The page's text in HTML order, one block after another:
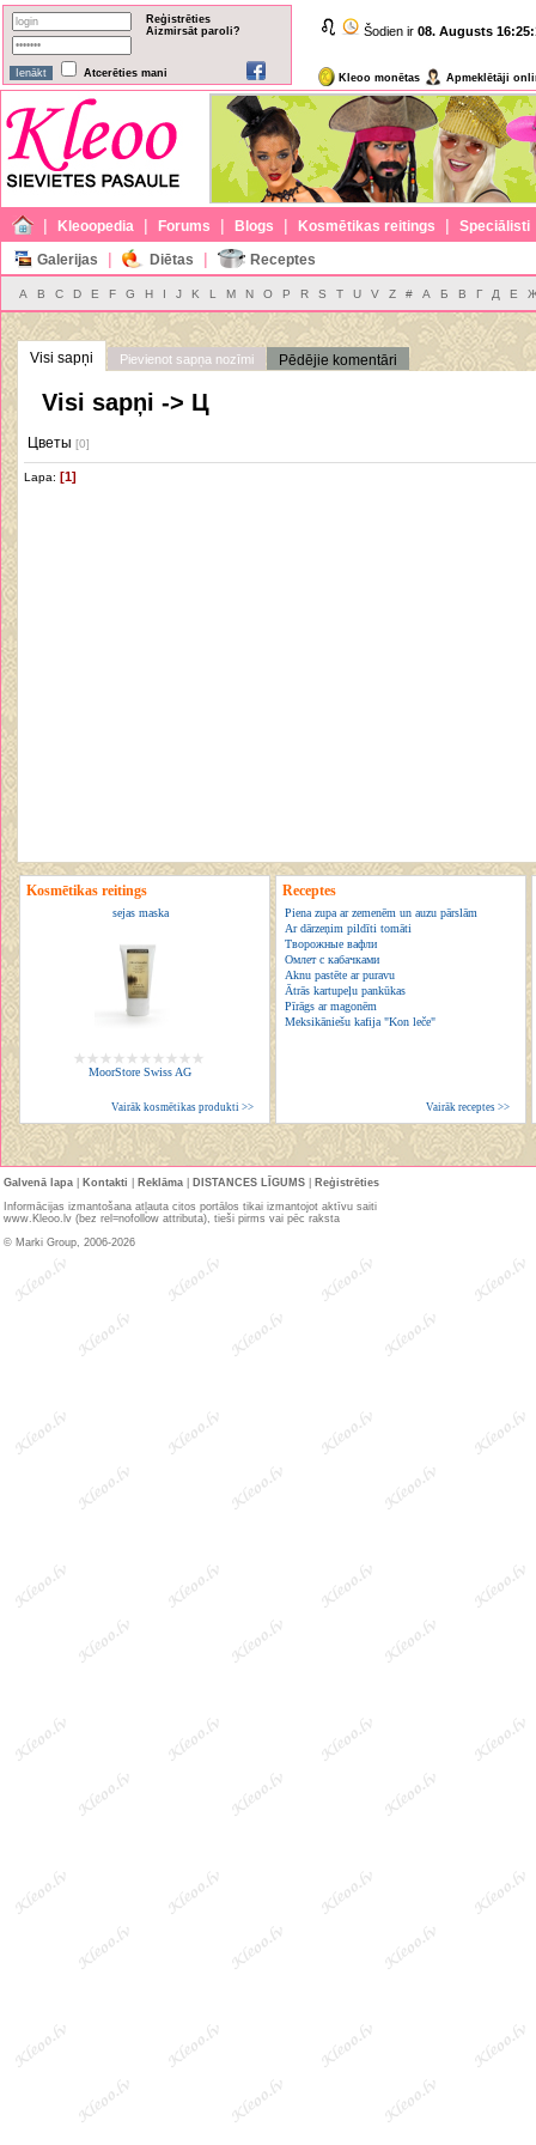
Reģistrēties
Aizmirsāt paroli?
Atcerēties mani
Šodien ir 08. Augusts
Kleoo monētas Apmeklētāji
| Kleoopedia | Forums | Blogs | Kosmētikas reitings | Speciālisti
Galerijas | Diētas | Receptes
A B C D E F G H I J K L M N O P R S T U V Z # А Б В Г Д Е
Visi sapņi Pievienot sapņa nozīmi Pēdējie komentāri
Visi sapņi -> Ц
Цветы [0]
Lapa: [1]
Kosmētikas reitings
sejas maska
MoorStore Swiss AG
Vairāk kosmētikas produkti >>
Receptes
Piena zupa ar zemenēm un auzu pārslām
Ar dārzeņim pildīti tomāti
Творожные вафли
Омлет с кабачками
Aknu pastēte ar puravu
Ātrās kartupeļu pankūkas
Pīrāgs ar magonēm
Meksikāniešu kafija "Kon leče"
Vairāk receptes >>
Galvenā lapa Kontakti Reklāma DISTANCES LĪGUMS
Reģistrēties
Informācijas izmantošana atļauta citos portālos tikai izmantojot aktīvu saiti
www.Kleoo.lv (bez rel=nofollow attributa), tieši pirms vai pēc raksta
© Marki Group, 2006-2026